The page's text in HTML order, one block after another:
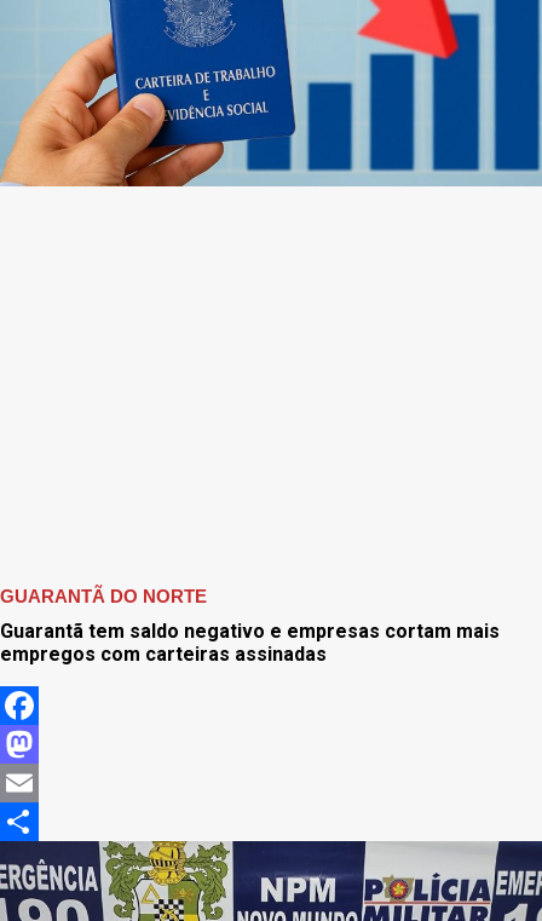
GUARANTÃ DO NORTE
Guarantã tem saldo negativo e empresas cortam mais
empregos com carteiras assinadas
Facebook
Mastodon
Email
Share